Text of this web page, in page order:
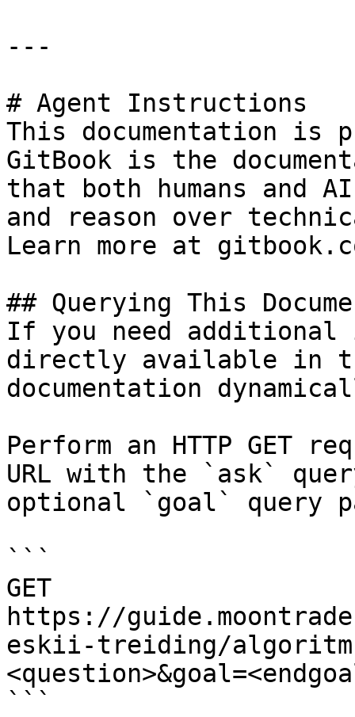
---
# Agent Instructions
This documentation is
GitBook is the
that both humans and
and reason over
Learn more at
## Querying This
If you need
directly available in
documentation
Perform an HTTP GET
URL with the `ask`
optional `goal` query
```
GET
https://
eskii-treiding/algoritm-
```